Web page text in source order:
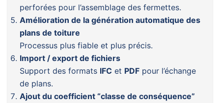
perforées pour l’assemblage des fermettes.
Amélioration de la génération automatique des
plans de toiture
Processus plus fiable et plus précis.
Import / export de fichiers
Support des formats IFC et PDF pour l’échange
de plans.
Ajout du coefficient “classe de conséquence”